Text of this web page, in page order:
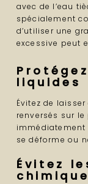
avec de l’eau
spécialement
d’utiliser une
excessive peut
liquides
Évitez de
renversés sur
immédiatement
se déforme ou
Évitez